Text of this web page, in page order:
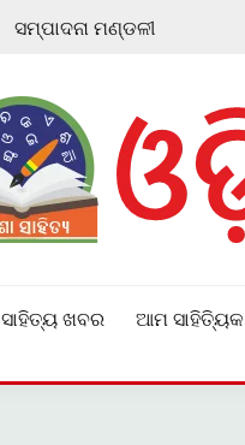
ସମ୍ପାଦନା ମଣ୍ଡଳୀ
ସାହିତ୍ୟ ଖବର ଆମ ସାହିତ୍ୟିକ